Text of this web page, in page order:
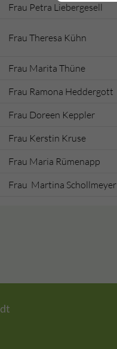
Frau Petra Liebergesell
Frau Theresa Kühn
Frau Marita Thüne
Frau Ramona Heddergott
Frau Doreen Keppler
Frau Kerstin Kruse
Frau Maria Rümenapp
Frau Martina Schollmeyer